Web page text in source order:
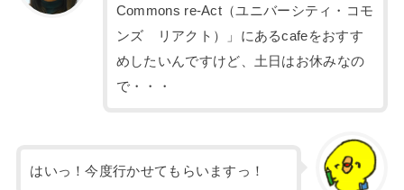
Commons re-Act（ユニバーシティ・コモ
ンズ リアクト）」にあるcafeをおすす
めしたいんですけど、土日はお休みなの
で・・・
はいっ！今度行かせてもらいますっ！